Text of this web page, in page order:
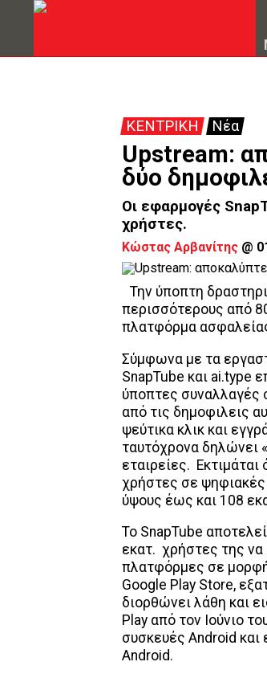
ΚΕΝΤΡΙΚΗ Νέα
Upstream:
δύο
Οι εφαρμογές
χρήστες.
Κώστας Αρβανίτης @
Την ύποπτη
περισσότερους από
πλατφόρμα
Σύμφωνα με τα
SnapTube και ai.type
ύποπτες συναλλαγές
από τις δημοφιλεις
ψεύτικα κλικ και
ταυτόχρονα δηλώνει
εταιρείες.
χρήστες σε ψηφιακές
ύψους έως και 108
Το SnapTube
εκατ. χρήστες της να
πλατφόρμες σε μορφή
Google Play Store,
διορθώνει λάθη και
Play από τον Ιούνιο
συσκευές Android και
Android.